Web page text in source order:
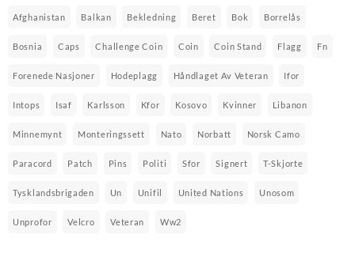
Afghanistan Balkan Bekledning Beret Bok Borrelås
Bosnia Caps Challenge Coin Coin Coin Stand Flagg Fn
Forenede Nasjoner Hodeplagg Håndlaget Av Veteran Ifor
Intops Isaf Karlsson Kfor Kosovo Kvinner Libanon
Minnemynt Monteringssett Nato Norbatt Norsk Camo
Paracord Patch Pins Politi Sfor Signert T-Skjorte
Tysklandsbrigaden Un Unifil United Nations Unosom
Unprofor Velcro Veteran Ww2